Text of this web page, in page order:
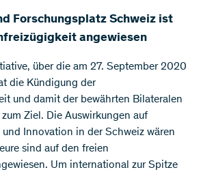
Forschungsplatz Schweiz ist
angewiesen
über die am 27. September 2020
die Kündigung der
und damit der bewährten Bilateralen
Ziel. Die Auswirkungen auf
Innovation in der Schweiz wären
sind auf den freien
Um international zur Spitze